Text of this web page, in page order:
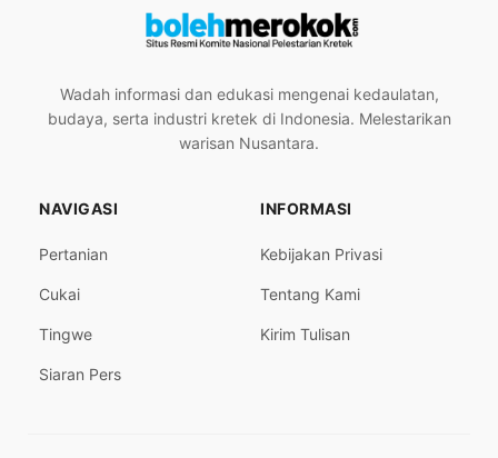
Wadah informasi dan edukasi mengenai kedaulatan,
budaya, serta industri kretek di Indonesia. Melestarikan
warisan Nusantara.
NAVIGASI
Pertanian
Cukai
Tingwe
Siaran Pers
INFORMASI
Kebijakan Privasi
Tentang Kami
Kirim Tulisan